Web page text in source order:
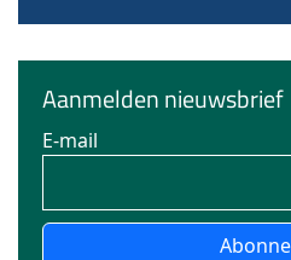
Aanmelden nieuwsbrief
E-mail